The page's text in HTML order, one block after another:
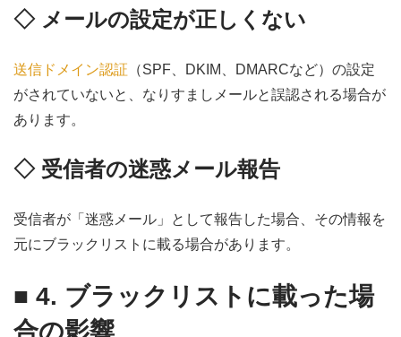
◇ メールの設定が正しくない
送信ドメイン認証 （SPF、DKIM、DMARCなど）の設定
がされていないと、なりすましメールと誤認される場合が
あります。
◇ 受信者の迷惑メール報告
受信者が「迷惑メール」として報告した場合、その情報を
元にブラックリストに載る場合があります。
■ 4. ブラックリストに載った場
合の影響